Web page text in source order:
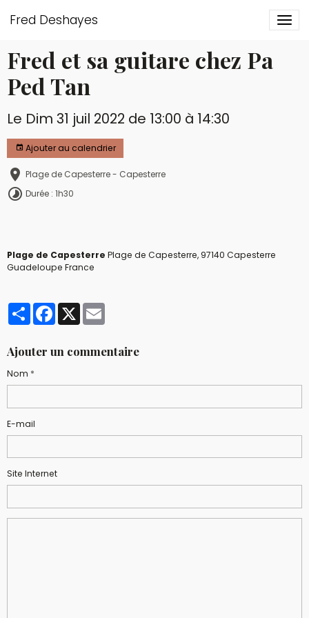
Fred Deshayes
Fred et sa guitare chez Pa
Ped Tan
Le Dim 31 juil 2022 de 13:00 à 14:30
Ajouter au calendrier
Plage de Capesterre - Capesterre
Durée : 1h30
Plage de Capesterre Plage de Capesterre, 97140 Capesterre
Guadeloupe France
PartagerFacebook
X
Ajouter un commentaire
Nom
E-mail
Site Internet